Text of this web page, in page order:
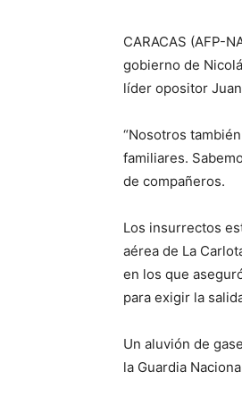
CARACAS (AFP-
gobierno de
líder opositor
“Nosotros
familiares.
de compañeros.
Los insurrectos
aérea de La
en los que
para exigir la
Un aluvión de
la Guardia